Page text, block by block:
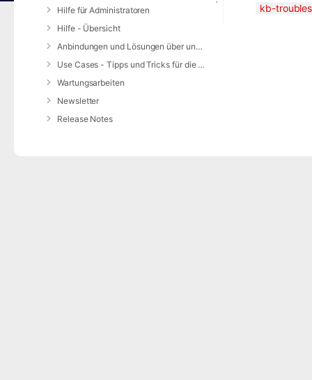
Hilfe für Administratoren
Hilfe - Übersicht
Anbindungen und Lösungen über unsere Web-Schnittstelle (REST-API)
Use Cases - Tipps und Tricks für die Anwendung von DIVERA 24/7
Wartungsarbeiten
Newsletter
Release Notes
kb-